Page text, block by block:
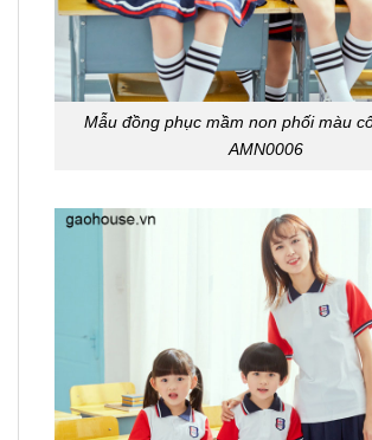
Mẫu đồng phục mầm non phối màu
AMN0006